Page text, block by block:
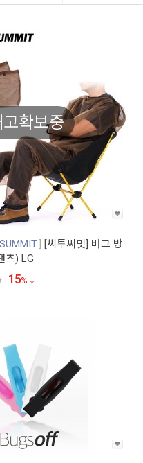
고확보중
[씨투써밋] 버그 방
츠) LG
15%